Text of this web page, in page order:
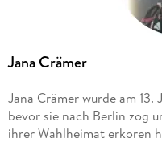
Jana Crämer
Jana Crämer wurde am
bevor sie nach Berlin zog
ihrer Wahlheimat erkoren